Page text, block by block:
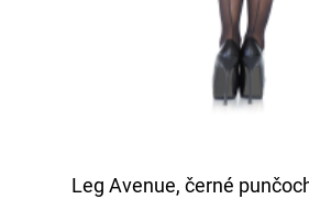
Leg Avenue, černé